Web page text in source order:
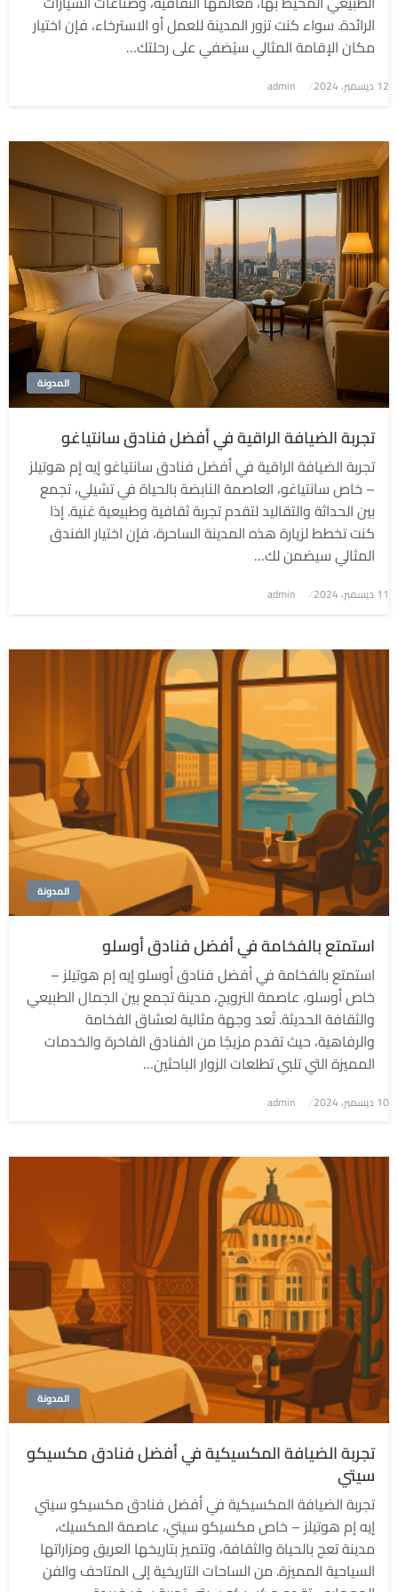
الرائدة. سواء كنت تزور المدينة للعمل أو الاسترخاء، فإن اختيار
مكان الإقامة المثالي سيُضفي على رحلتك…
نُشر
12 ديسمبر، 2024 admin
المدونة
تجربة الضيافة الراقية في أفضل فنادق سانتياغو
تجربة الضيافة الراقية في أفضل فنادق سانتياغو إيه إم هوتيلز
– خاص سانتياغو، العاصمة النابضة بالحياة في تشيلي، تجمع
بين الحداثة والتقاليد لتقدم تجربة ثقافية وطبيعية غنية. إذا
كنت تخطط لزيارة هذه المدينة الساحرة، فإن اختيار الفندق
المثالي سيضمن لك…
نُشر
11 ديسمبر، 2024 admin
المدونة
استمتع بالفخامة في أفضل فنادق أوسلو
استمتع بالفخامة في أفضل فنادق أوسلو إيه إم هوتيلز –
خاص أوسلو، عاصمة النرويج، مدينة تجمع بين الجمال الطبيعي
والثقافة الحديثة. تُعد وجهة مثالية لعشاق الفخامة
والرفاهية، حيث تقدم مزيجًا من الفنادق الفاخرة والخدمات
المميزة التي تلبي تطلعات الزوار الباحثين…
نُشر
10 ديسمبر، 2024 admin
المدونة
تجربة الضيافة المكسيكية في أفضل فنادق مكسيكو
سيتي
تجربة الضيافة المكسيكية في أفضل فنادق مكسيكو سيتي
إيه إم هوتيلز – خاص مكسيكو سيتي، عاصمة المكسيك،
مدينة تعج بالحياة والثقافة، وتتميز بتاريخها العريق ومزاراتها
السياحية المميزة. من الساحات التاريخية إلى المتاحف والفن